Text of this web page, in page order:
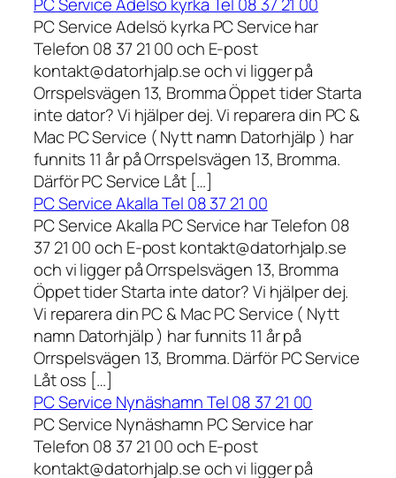
PC Service Adelsö kyrka PC Service har
Telefon 08 37 21 00 och E-post
kontakt@datorhjalp.se och vi ligger på
Orrspelsvägen 13, Bromma Öppet tider Starta
inte dator? Vi hjälper dej. Vi reparera din PC &
Mac PC Service ( Nytt namn Datorhjälp ) har
funnits 11 år på Orrspelsvägen 13, Bromma.
Därför PC Service Låt […]
PC Service Akalla Tel 08 37 21 00
PC Service Akalla PC Service har Telefon 08
37 21 00 och E-post kontakt@datorhjalp.se
och vi ligger på Orrspelsvägen 13, Bromma
Öppet tider Starta inte dator? Vi hjälper dej.
Vi reparera din PC & Mac PC Service ( Nytt
namn Datorhjälp ) har funnits 11 år på
Orrspelsvägen 13, Bromma. Därför PC Service
Låt oss […]
PC Service Nynäshamn Tel 08 37 21 00
PC Service Nynäshamn PC Service har
Telefon 08 37 21 00 och E-post
kontakt@datorhjalp.se och vi ligger på